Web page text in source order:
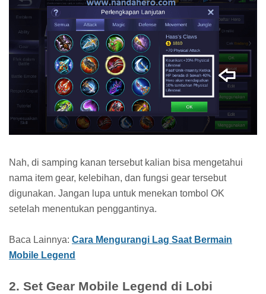
Nah, di samping kanan tersebut kalian bisa mengetahui
nama item gear, kelebihan, dan fungsi gear tersebut
digunakan. Jangan lupa untuk menekan tombol OK
setelah menentukan penggantinya.
Baca Lainnya: Cara Mengurangi Lag Saat Bermain
Mobile Legend
2. Set Gear Mobile Legend di Lobi